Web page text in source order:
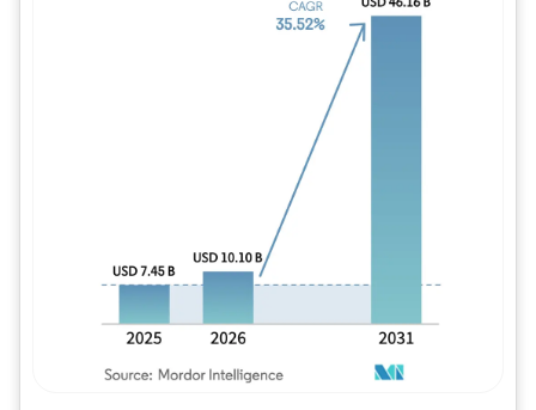
Imagen © Mordor Intelligence. El uso